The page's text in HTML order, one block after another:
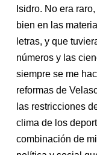
Isidro. No era
bien en las
letras, y que
números y las
siempre se me
reformas de
las restricciones
clima de los
combinación de